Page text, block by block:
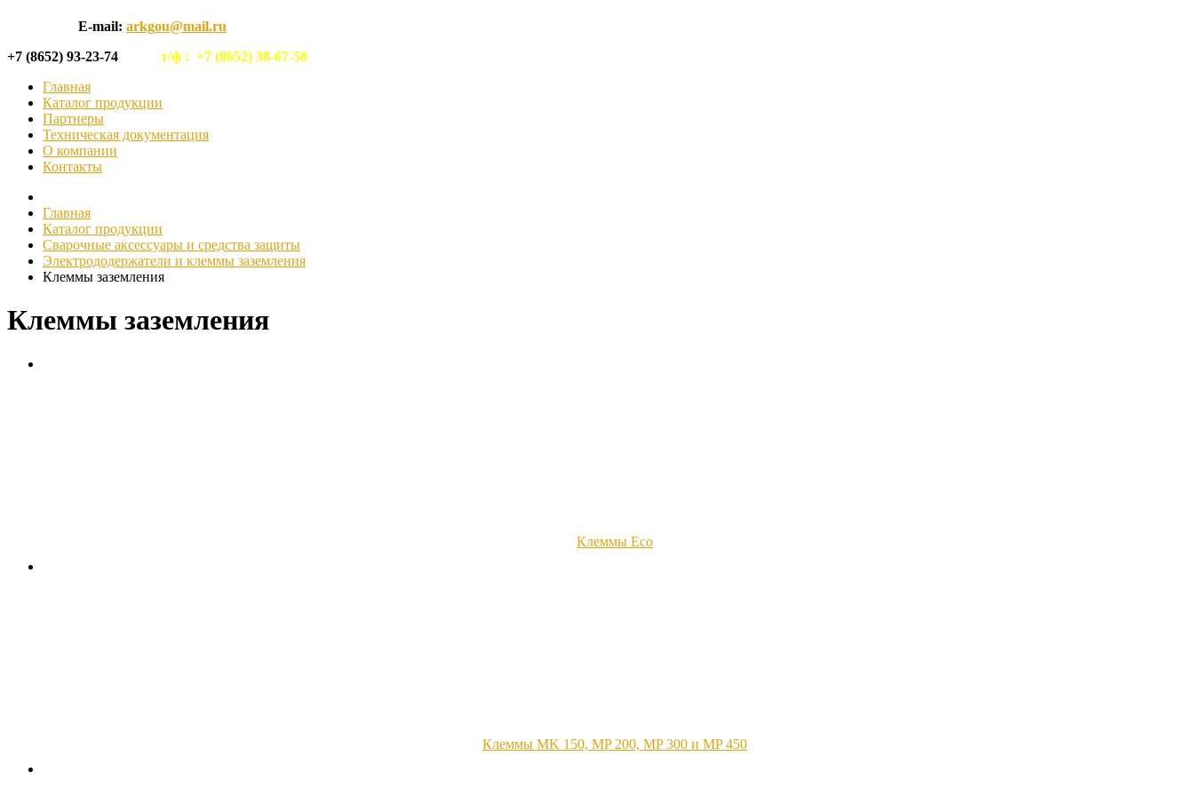
E-mail: arkgou@mail.ru
+7 (8652) 93-23-74 т/ф : +7 (8652) 38-67-58
Главная
Каталог продукции
Партнеры
Техническая документация
О компании
Контакты
Главная
Каталог продукции
Сварочные аксессуары и средства защиты
Электрододержатели и клеммы заземления
Клеммы заземления
Клеммы заземления
Клеммы Eco
Клеммы MK 150, MP 200, MP 300 и MP 450